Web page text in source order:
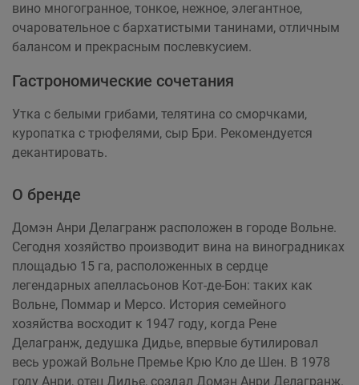
вино многогранное, тонкое, нежное, элегантное,
очаровательное с бархатистыми танинами, отличным
балансом и прекрасным послевкусием.
Гастрономические сочетания
Утка с белыми грибами, телятина со сморчками,
куропатка с трюфелями, сыр Бри. Рекомендуется
декантировать.
О бренде
Домэн Анри Делагранж расположен в городе Вольне.
Сегодня хозяйство производит вина на виноградниках
площадью 15 га, расположенных в сердце
легендарных апелласьонов Кот-де-Бон: таких как
Вольне, Поммар и Мерсо. История семейного
хозяйства восходит к 1947 году, когда Рене
Делагранж, дедушка Дидье, впервые бутилировал
весь урожай Вольне Премье Крю Кло де Шен. В 1978
году Анри, отец Дидье, создал Домэн Анри Делагранж.